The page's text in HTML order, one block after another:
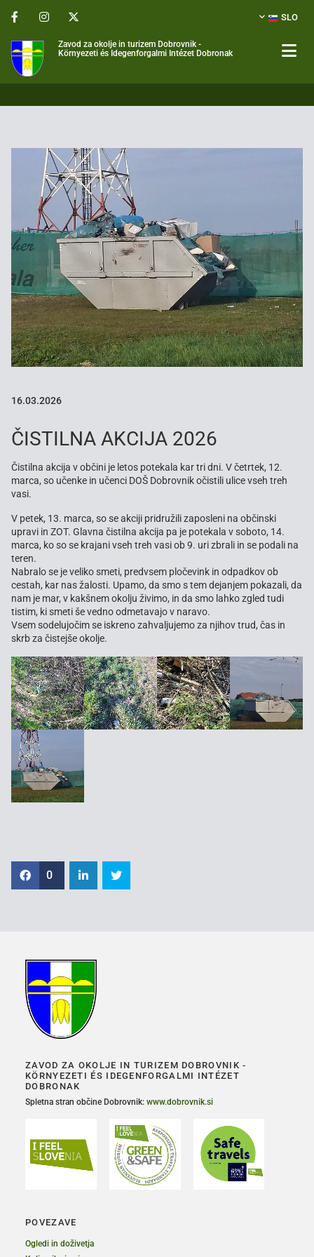
SLO
Zavod za okolje in turizem Dobrovnik -
Környezeti és Idegenforgalmi Intézet Dobronak
16.03.2026
ČISTILNA AKCIJA 2026
Čistilna akcija v občini je letos potekala kar tri dni. V četrtek, 12.
marca, so učenke in učenci DOŠ Dobrovnik očistili ulice vseh treh
vasi.
V petek, 13. marca, so se akciji pridružili zaposleni na občinski
upravi in ZOT. Glavna čistilna akcija pa je potekala v soboto, 14.
marca, ko so se krajani vseh treh vasi ob 9. uri zbrali in se podali na
teren.
Nabralo se je veliko smeti, predvsem pločevink in odpadkov ob
cestah, kar nas žalosti. Upamo, da smo s tem dejanjem pokazali, da
nam je mar, v kakšnem okolju živimo, in da smo lahko zgled tudi
tistim, ki smeti še vedno odmetavajo v naravo.
Vsem sodelujočim se iskreno zahvaljujemo za njihov trud, čas in
skrb za čistejše okolje.
0
ZAVOD ZA OKOLJE IN TURIZEM DOBROVNIK -
KÖRNYEZETI ÉS IDEGENFORGALMI INTÉZET
DOBRONAK
Spletna stran občine Dobrovnik: www.dobrovnik.si
POVEZAVE
Ogledi in doživetja